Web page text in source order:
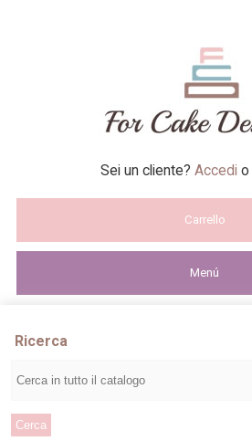
Sei un cliente? Accedi o
Carrello
Menú
Ricerca